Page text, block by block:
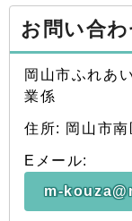
お問い合わ
岡山市ふれあ
業係
住所: 岡山市
Eメール:
m-